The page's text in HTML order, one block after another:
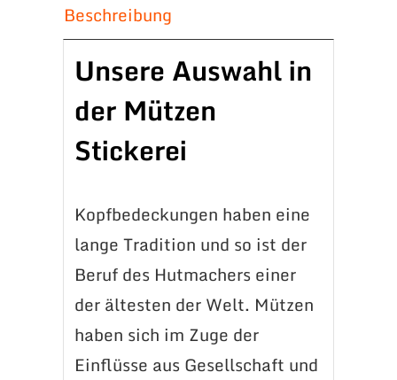
Beschreibung
Unsere Auswahl in
der Mützen
Stickerei
Kopfbedeckungen haben eine
lange Tradition und so ist der
Beruf des Hutmachers einer
der ältesten der Welt. Mützen
haben sich im Zuge der
Einflüsse aus Gesellschaft und